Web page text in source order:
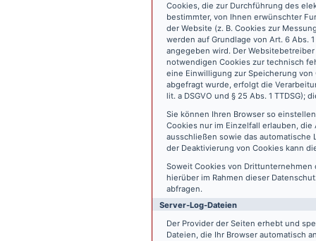
Cookies, die zur Durchführung des
bestimmter, von Ihnen erwünschter
der Website (z. B. Cookies zur
werden auf Grundlage von Art. 6 Abs.
angegeben wird. Der
notwendigen Cookies zur technisch
eine Einwilligung zur Speicherung
abgefragt wurde, erfolgt die
lit. a DSGVO und § 25 Abs. 1
Sie können Ihren Browser so
Cookies nur im Einzelfall erlauben,
ausschließen sowie das automatische
der Deaktivierung von Cookies kann
Soweit Cookies von
hierüber im Rahmen dieser
abfragen.
Server-Log-Dateien
Der Provider der Seiten erhebt und
Dateien, die Ihr Browser automatisch